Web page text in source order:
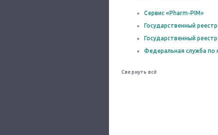
Сервис «Pharm-PIM»
Государственный
Государственный
Федеральная служба по
Свернуть всё